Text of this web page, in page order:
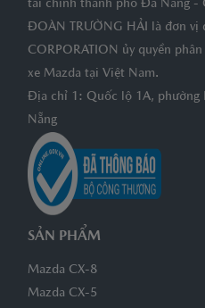
tài chính thành phố Đà Nẵng -
ĐOÀN TRƯỜNG HẢI là đơn vị
CORPORATION ủy quyền
xe Mazda tại Việt Nam.
Địa chỉ 1: Quốc lộ 1A, phường
Nẵng
SẢN PHẨM
Mazda CX-8
Mazda CX-5